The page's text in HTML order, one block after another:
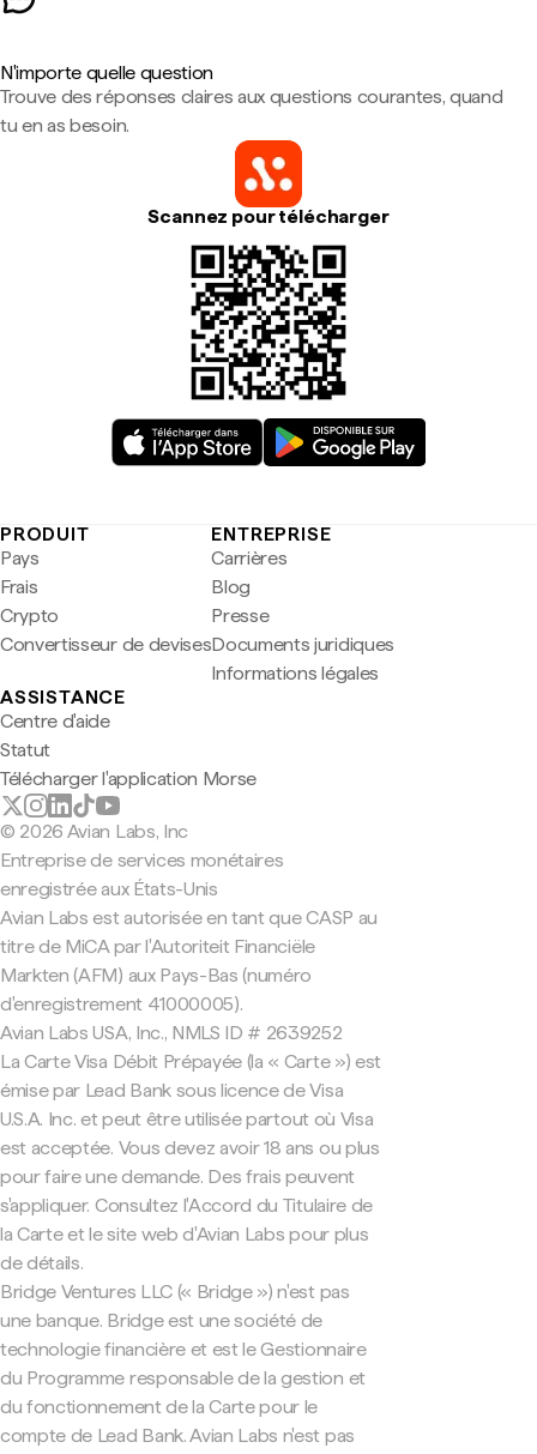
N'importe quelle question
Trouve des réponses claires aux questions courantes, quand
tu en as besoin.
Scannez pour télécharger
PRODUIT
Pays
Frais
Crypto
Convertisseur de devises
ENTREPRISE
Carrières
Blog
Presse
Documents juridiques
Informations légales
ASSISTANCE
Centre d'aide
Statut
Télécharger l'application Morse
© 2026 Avian Labs, Inc
Entreprise de services monétaires
enregistrée aux États-Unis
Avian Labs est autorisée en tant que CASP au
titre de MiCA par l'Autoriteit Financiële
Markten (AFM) aux Pays-Bas (numéro
d'enregistrement 41000005).
Avian Labs USA, Inc., NMLS ID # 2639252
La Carte Visa Débit Prépayée (la « Carte ») est
émise par Lead Bank sous licence de Visa
U.S.A. Inc. et peut être utilisée partout où Visa
est acceptée. Vous devez avoir 18 ans ou plus
pour faire une demande. Des frais peuvent
s'appliquer. Consultez l'Accord du Titulaire de
la Carte et le site web d'Avian Labs pour plus
de détails.
Bridge Ventures LLC (« Bridge ») n'est pas
une banque. Bridge est une société de
technologie financière et est le Gestionnaire
du Programme responsable de la gestion et
du fonctionnement de la Carte pour le
compte de Lead Bank. Avian Labs n'est pas